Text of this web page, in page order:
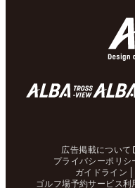
広告掲載について
プライバシーポリシ
ガイドライン
ゴルフ場予約サービス利